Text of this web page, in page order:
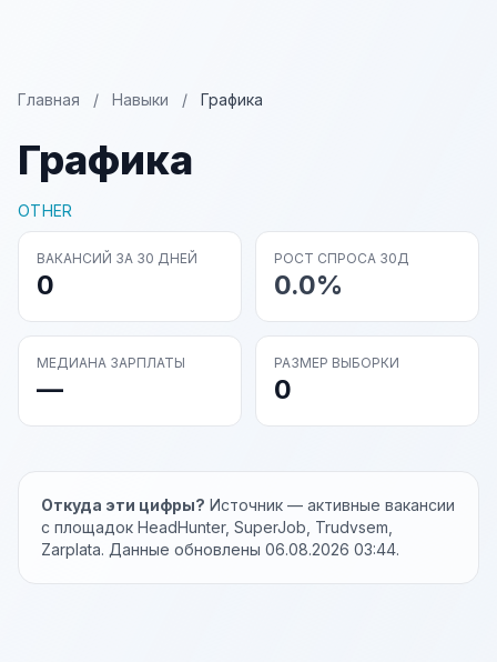
Главная / Навыки / Графика
Графика
OTHER
ВАКАНСИЙ ЗА 30 ДНЕЙ
0
РОСТ СПРОСА 30Д
0.0%
МЕДИАНА ЗАРПЛАТЫ
—
РАЗМЕР ВЫБОРКИ
0
Откуда эти цифры? Источник — активные вакансии
с площадок HeadHunter, SuperJob, Trudvsem,
Zarplata. Данные обновлены 06.08.2026 03:44.